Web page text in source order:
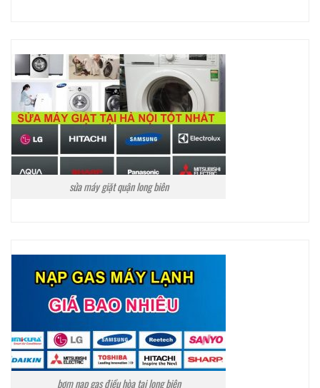
sửa máy giặt quận long biên
bơm nạp gas điều hòa tại long biên